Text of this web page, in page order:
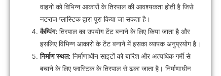
वाहनों को विभिन्न आकारों के तिरपाल की आवश्यकता होती है जिसे
नटराज प्लास्टिक द्वारा पूरा किया जा सकता है।
कैम्पिंग: तिरपाल का उपयोग टेंट बनाने के लिए किया जाता है और
इसलिए विभिन्न आकारों के टेंट बनाने में इसका व्यापक अनुप्रयोग है।
निर्माण स्थल: निर्माणाधीन साइटों को बारिश और अत्यधिक गर्मी से
बचाने के लिए प्लास्टिक के तिरपाल से ढका जाता है। निर्माणाधीन